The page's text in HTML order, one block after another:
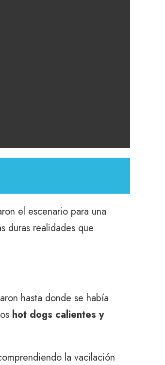
el escenario para una
duras realidades que
hasta donde se había
hot dogs calientes y
la vacilación